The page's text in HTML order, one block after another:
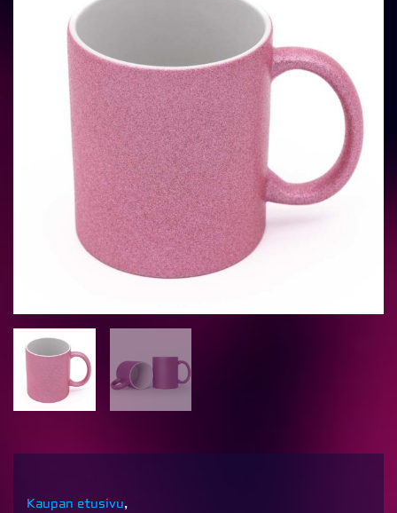
Kaupan etusivu,